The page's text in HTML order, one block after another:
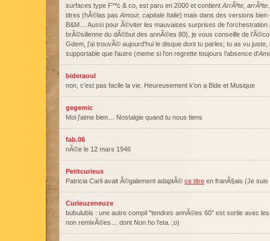
surfaces type F**c & co, est paru en 2000 et contient ArrÃªte,
titres (hÃ©las pas Amour, capitale Italie) mais dans des versions
B&M… Aussi pour Ã©viter les mauvaises surprises de
brÃ©silienne du dÃ©but des annÃ©es 80), je vous conseille de
Gdem, j'ai trouvÃ© aujourd'hui le disque dont tu parles; tu as vu
supportable que l'autre (meme si l'on regrette toujours l'absence d'
bideraoul
non, c'est pas facile la vie. Heureusement k'on a Bide et Musique
gegemic
Moi j'aime bien… Nostalgie quand tu nous tiens
fab.06
nÃ©e le 12 mars 1946
Petitcurieux
Patricia Carli avait Ã©galement adaptÃ© ce titre en franÃ§ais (Je
Curieuzeneuze
bubulubis : une autre compil "tendres annÃ©es 60" est sortie avec
non remixÃ©es… dont Non ho l'eta. ;o)